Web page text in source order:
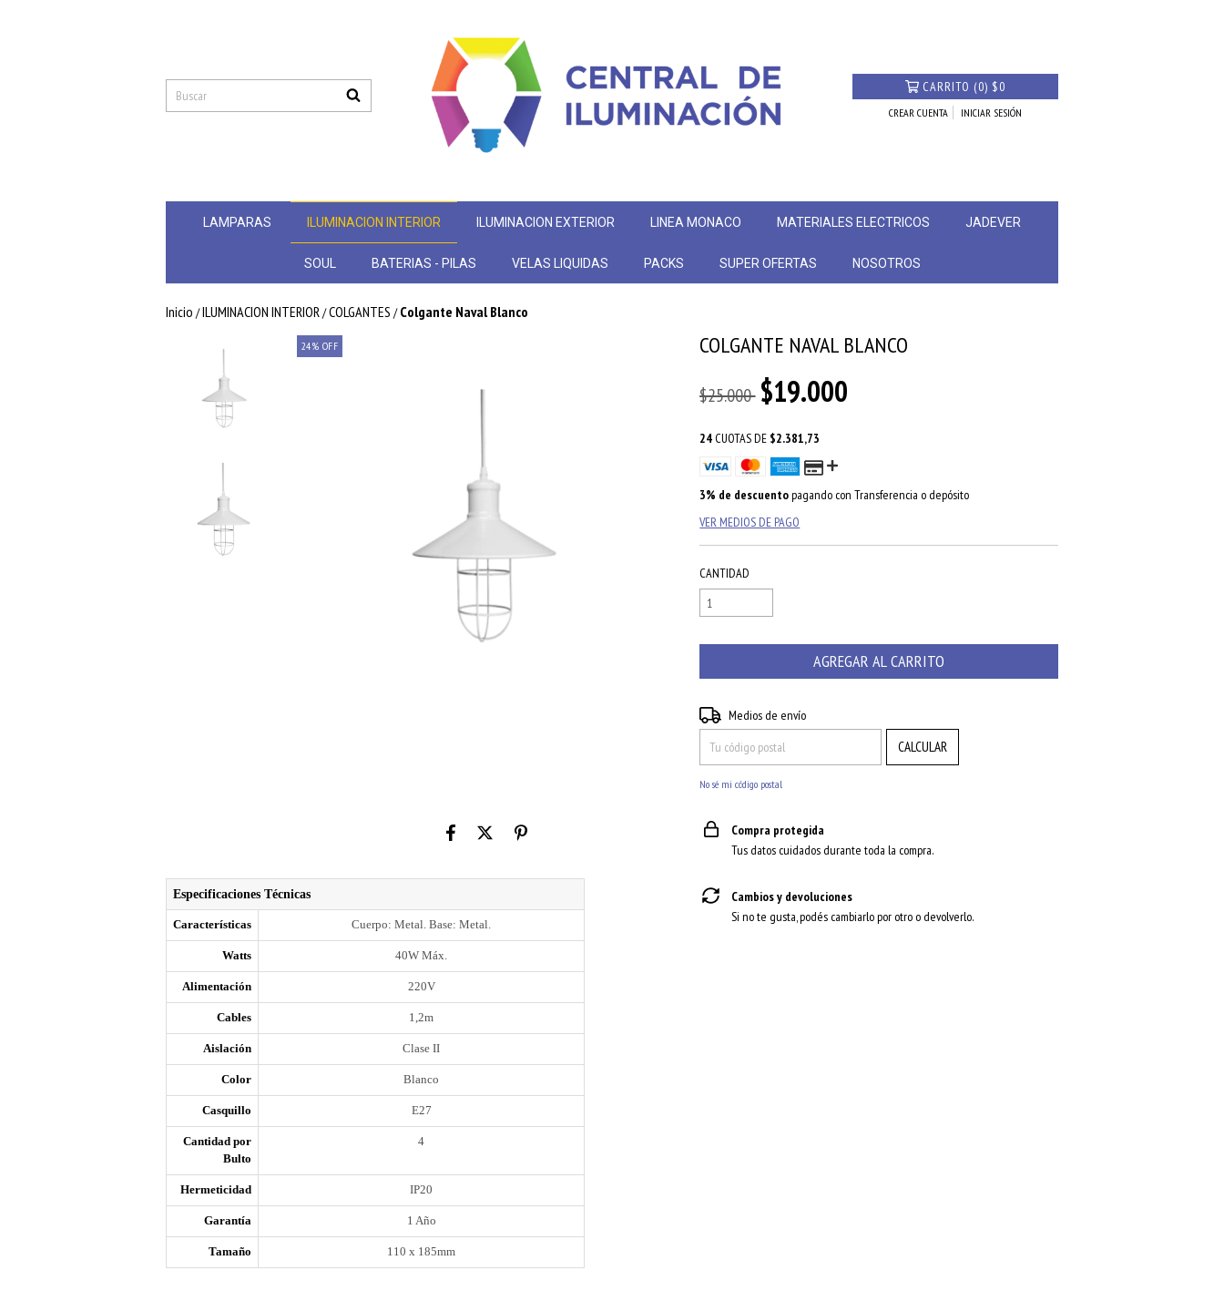
CARRITO (0) $0
CREAR CUENTA INICIAR SESIÓN
LAMPARAS ILUMINACION INTERIOR ILUMINACION EXTERIOR LINEA MONACO MATERIALES ELECTRICOS JADEVER
SOUL BATERIAS - PILAS VELAS LIQUIDAS PACKS SUPER OFERTAS NOSOTROS
Inicio /ILUMINACION INTERIOR/COLGANTES / Colgante Naval Blanco
24% OFF
Especificaciones Técnicas
Características Cuerpo: Metal. Base: Metal.
Watts 40W Máx.
Alimentación 220V
Cables 1,2m
Aislación Clase II
Color Blanco
Casquillo E27
Cantidad por
Bulto
4
Hermeticidad IP20
Garantía 1 Año
Tamaño 110 x 185mm
COLGANTE NAVAL BLANCO
$25.000 $19.000
24 CUOTAS DE $2.381,73
3% de descuentopagando con Transferencia o depósito
VER MEDIOS DE PAGO
CANTIDAD
Entregas para el CP:
Medios de envío
CALCULAR
No sé mi código postal
Compra protegida
Tus datos cuidados durante toda la compra.
Cambios y devoluciones
Si no te gusta, podés cambiarlo por otro o devolverlo.